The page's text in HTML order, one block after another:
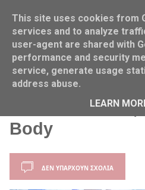
Home Γυμναστήριο
Love Your Skin,
Body
ΔΕΝ ΥΠΆΡΧΟΥΝ ΣΧΌΛΙΑ
This site uses cookies from
services and to analyze
user-agent are shared with
performance and security
service, generate usage
address abuse.
LEARN